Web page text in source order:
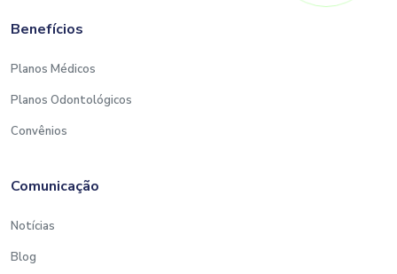
Benefícios
Planos Médicos
Planos Odontológicos
Convênios
Comunicação
Notícias
Blog